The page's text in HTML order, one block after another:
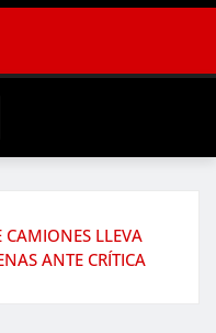
LLEVA
ANTE CRÍTICA